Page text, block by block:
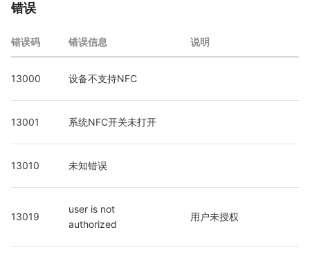
错误
错误码 错误信息 说明
13000 设备不支持NFC
13001 系统NFC开关未打开
13010 未知错误
13019
user is not
authorized
用户未授权